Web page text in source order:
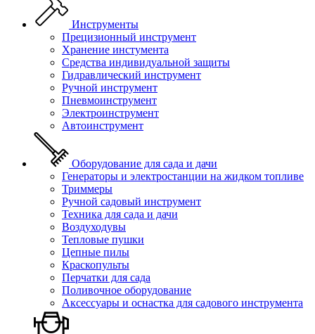
Инструменты
Прецизионный инструмент
Хранение инстумента
Средства индивидуальной защиты
Гидравлический инструмент
Ручной инструмент
Пневмоинструмент
Электроинструмент
Автоинструмент
Оборудование для сада и дачи
Генераторы и электростанции на жидком топливе
Триммеры
Ручной садовый инструмент
Техника для сада и дачи
Воздуходувы
Тепловые пушки
Цепные пилы
Краскопульты
Перчатки для сада
Поливочное оборудование
Аксессуары и оснастка для садового инструмента